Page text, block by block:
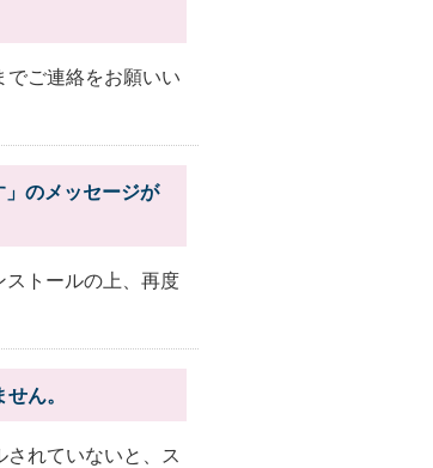
でご連絡をお願いい
のメッセージが
トールの上、再度
ん。
されていないと、ス